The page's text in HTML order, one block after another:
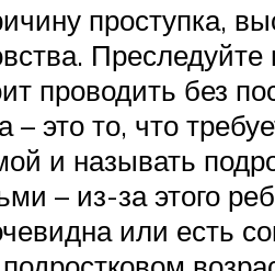
проступка,
Преследуйте
проводить без
– это то, что
и называть
– из-за этого
или есть